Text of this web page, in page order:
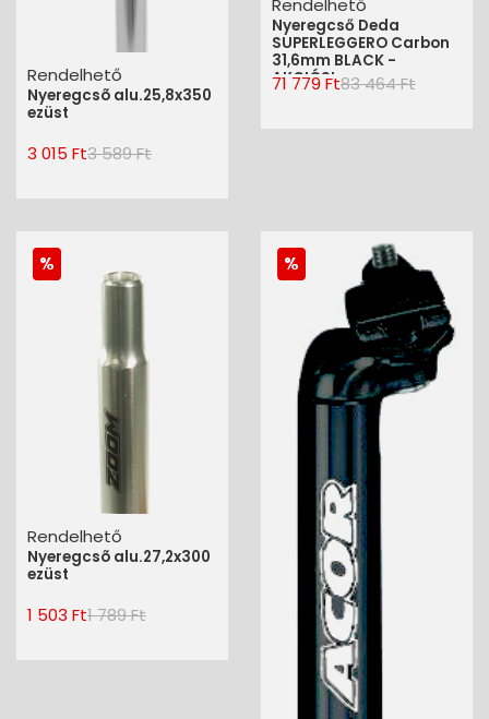
Rendelhető
Nyeregcsõ alu.25,8x350
ezüst
3 015 Ft3 589 Ft
Nyeregcső Deda
SUPERLEGGERO Carbon
31,6mm BLACK -
AKCIÓS!
71 779 Ft83 464 Ft
Rendelhető
Nyeregcsõ alu.27,2x300
ezüst
1 503 Ft1 789 Ft